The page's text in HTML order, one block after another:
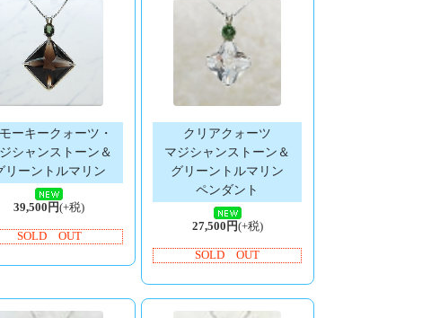
ーキークォーツ・
シャンストーン＆
リーントルマリン
39,500円(+税)
SOLD OUT
クリアクォーツ
マジシャンストーン＆
グリーントルマリン
ペンダント
27,500円(+税)
SOLD OUT